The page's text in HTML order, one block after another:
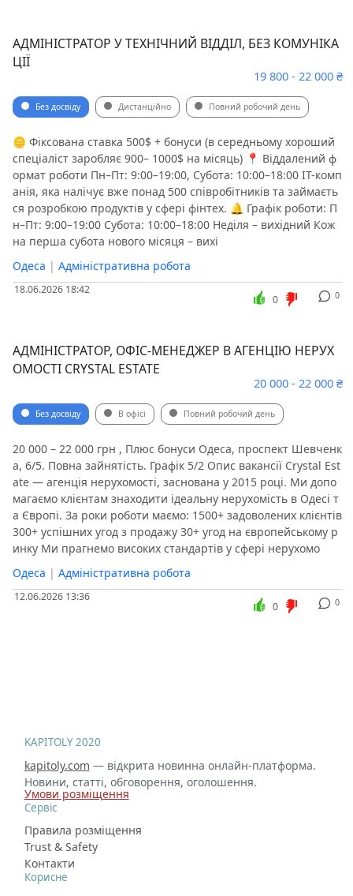
АДМІНІСТРАТОР У ТЕХНІЧНИЙ ВІДДІЛ, БЕЗ КОМУНІКА
ЦІЇ
19 800 - 22 000 ₴
Без досвіду Дистанційно Повний робочий день
🪙 Фіксована ставка 500$ + бонуси (в середньому хороший
спеціаліст заробляє 900– 1000$ на місяць) 📍 Віддалений ф
ормат роботи Пн–Пт: 9:00–19:00, Субота: 10:00–18:00 IT-комп
анія, яка налічує вже понад 500 співробітників та займаєть
ся розробкою продуктів у сфері фінтех. 🔔 Графік роботи: П
н–Пт: 9:00–19:00 Субота: 10:00–18:00 Неділя – вихідний Кож
на перша субота нового місяця – вихі
Одеса | Адміністративна робота
18.06.2026 18:42 0
0
АДМІНІСТРАТОР, ОФІС-МЕНЕДЖЕР В АГЕНЦІЮ НЕРУХ
ОМОСТІ CRYSTAL ESTATE
20 000 - 22 000 ₴
Без досвіду В офісі Повний робочий день
20 000 – 22 000 грн , Плюс бонуси Одеса, проспект Шевченк
а, 6/5. Повна зайнятість. Графік 5/2 Опис вакансії Crystal Est
ate — агенція нерухомості, заснована у 2015 році. Ми допо
магаємо клієнтам знаходити ідеальну нерухомість в Одесі т
а Європі. За роки роботи маємо: 1500+ задоволених клієнтів
300+ успішних угод з продажу 30+ угод на європейському р
инку Ми прагнемо високих стандартів у сфері нерухомо
Одеса | Адміністративна робота
12.06.2026 13:36 0
0
KAPITOLY 2020
kapitoly.com — відкрита новинна онлайн-платформа.
Новини, статті, обговорення, оголошення.
Умови розміщення
Сервіс
Правила розміщення
Trust & Safety
Контакти
Корисне